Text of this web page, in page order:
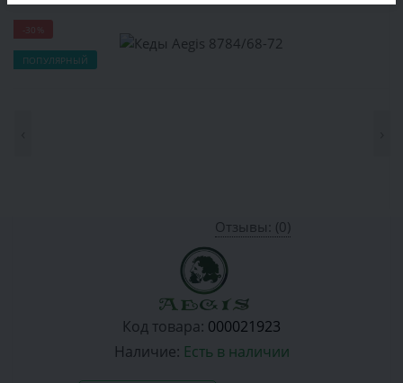
ПОПУЛЯРНЫЙ
Отзывы: (0)
Код товара: 000021923
Наличие: Есть в наличии